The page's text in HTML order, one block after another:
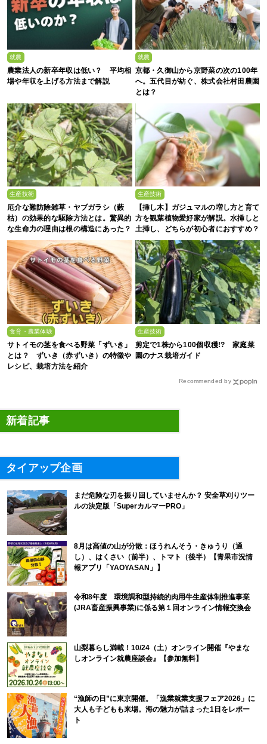
就農
農業法人の新卒年収は低い？ 平均相
場や年収を上げる方法まで解説
就農
京都・久御山から京野菜の次の100年
へ。五代目が紡ぐ、株式会社村田農園
とは？
生産技術
厄介な難防除雑草・ヤブガラシ（藪
枯）の効果的な駆除方法とは。驚異的
な生命力の理由は根の構造にあった？
生産技術
【挿し木】ガジュマルの増し方と育て
方を観葉植物愛好家が解説。水挿しと
土挿し、どちらが初心者におすすめ？
食育・農業体験
サトイモの茎を食べる野菜「ずいき」
とは？ ずいき（赤ずいき）の特徴や
レシピ、栽培方法を紹介
生産技術
剪定で1株から100個収穫!? 家庭菜
園のナス栽培ガイド
Recommended by
新着記事
タイアップ企画
まだ危険な刃を振り回していませんか？ 安全草刈りツー
ルの決定版「SuperカルマーPRO」
8月は高値の山が分散：ほうれんそう・きゅうり（通
し）、はくさい（前半）、トマト（後半）【青果市況情
報アプリ「YAOYASAN」】
令和8年度 環境調和型持続的肉用牛生産体制推進事業
(JRA畜産振興事業)に係る第１回オンライン情報交換会
山梨暮らし満載！10/24（土）オンライン開催『やまな
しオンライン就農座談会』【参加無料】
“漁師の日”に東京開催。「漁業就業支援フェア2026」に
大人も子どもも来場。海の魅力が詰まった1日をレポー
ト